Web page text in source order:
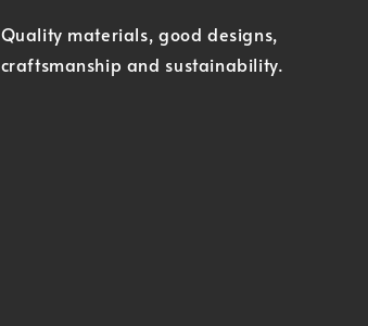
Quality materials, good designs,
craftsmanship and sustainability.